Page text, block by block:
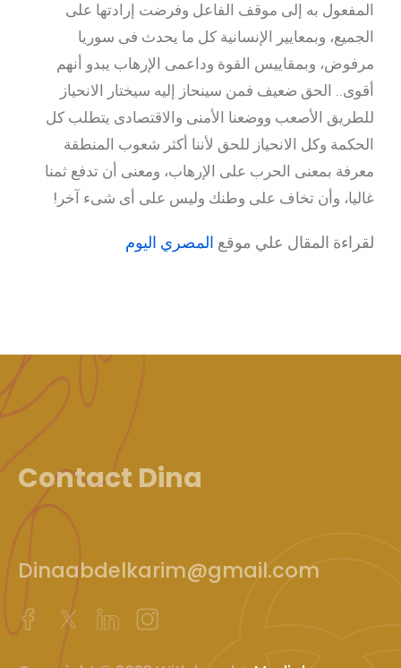
المفعول به إلى موقف الفاعل وفرضت إرادتها على
الجميع، وبمعايير الإنسانية كل ما يحدث فى سوريا
مرفوض، وبمقاييس القوة وداعمى الإرهاب يبدو أنهم
أقوى.. الحق ضعيف فمن سينحاز إليه سيختار الانحياز
للطريق الأصعب ووضعنا الأمنى والاقتصادى يتطلب كل
الحكمة وكل الانحياز للحق لأننا أكثر شعوب المنطقة
معرفة بمعنى الحرب على الإرهاب، ومعنى أن تدفع ثمنا
غاليا، وأن تخاف على وطنك وليس على أى شىء آخر!
لقراءة المقال علي موقع المصري اليوم
Contact Dina
Dinaabdelkarim@gmail.com